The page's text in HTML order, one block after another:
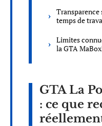
temps de
Limites
la GTA
GTA La
: ce que